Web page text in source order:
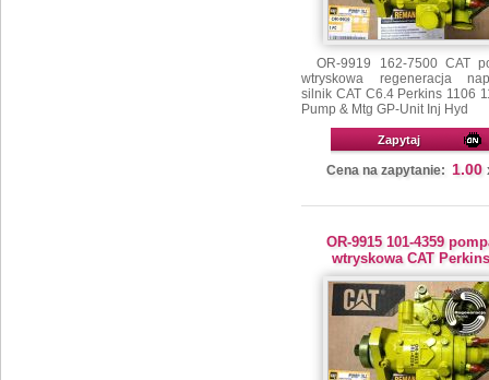
OR-9919 162-7500 CAT
wtryskowa regeneracja
silnik CAT C6.4 Perkins 1106
Pump & Mtg GP-Unit Inj Hyd
Zapytaj
Cena na zapytanie: 1.00
OR-9915 101-4359
wtryskowa CAT Perkins